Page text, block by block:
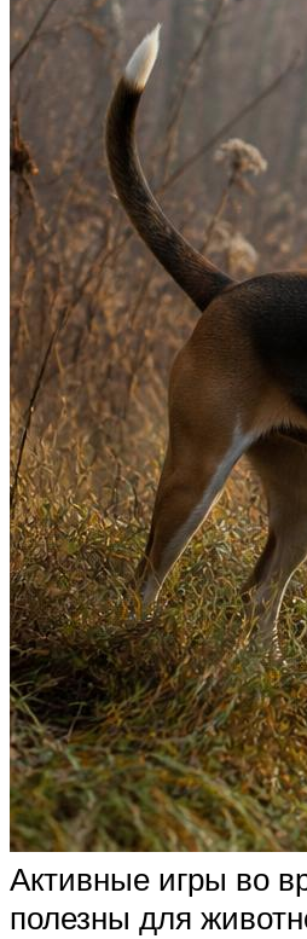
Активные игры во
полезны для